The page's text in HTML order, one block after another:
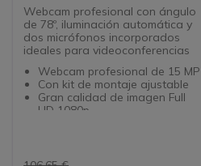
Webcam profesional con ángulo
de 78º, iluminación automática y
dos micrófonos incorporados
ideales para videoconferencias
Webcam profesional de 15 MP
Con kit de montaje ajustable
Gran calidad de imagen Full
HD 1080p
gran calidad de audio